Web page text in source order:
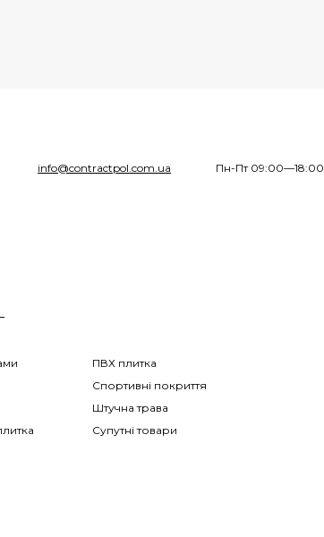
info@contractpol.com.ua Пн-Пт 09:00—18:00
ПВХ плитка
Спортивні покриття
Штучна трава
Супутні товари